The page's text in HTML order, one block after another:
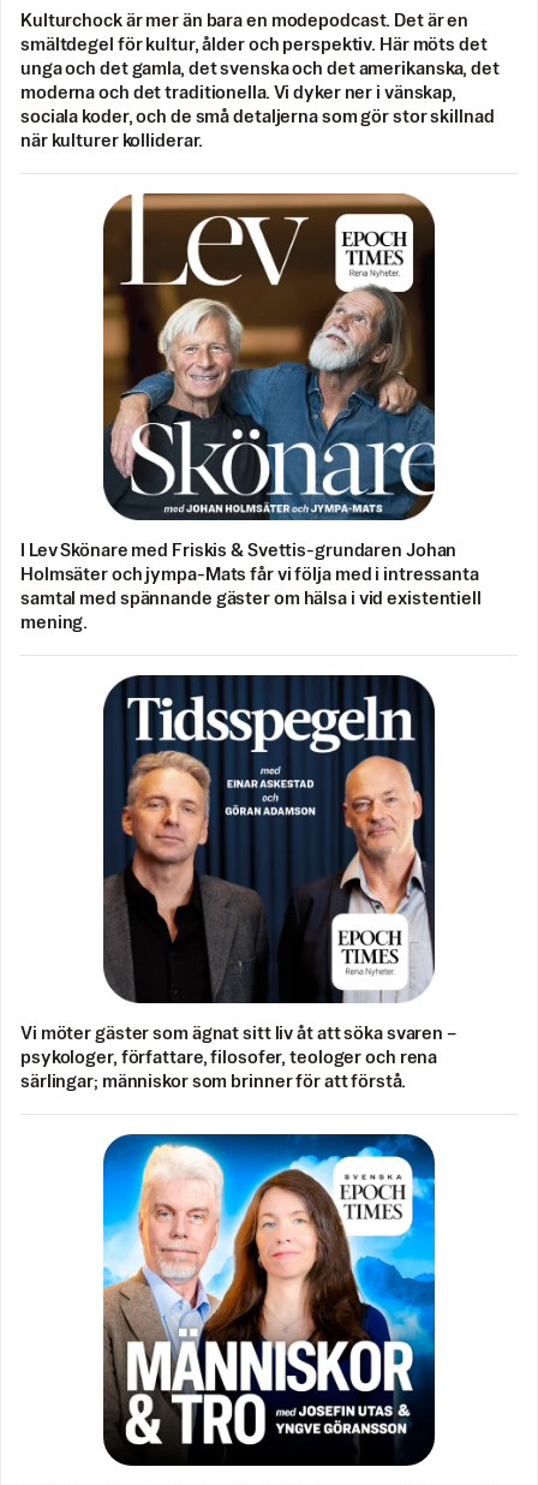
Kulturchock är mer än bara en modepodcast. Det är en
smältdegel för kultur, ålder och perspektiv. Här möts det
unga och det gamla, det svenska och det amerikanska, det
moderna och det traditionella. Vi dyker ner i vänskap,
sociala koder, och de små detaljerna som gör stor skillnad
när kulturer kolliderar.
I Lev Skönare med Friskis & Svettis-grundaren Johan
Holmsäter och jympa-Mats får vi följa med i intressanta
samtal med spännande gäster om hälsa i vid existentiell
mening.
Vi möter gäster som ägnat sitt liv åt att söka svaren –
psykologer, författare, filosofer, teologer och rena
särlingar; människor som brinner för att förstå.